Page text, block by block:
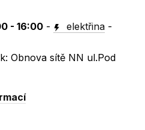
- 16:00 - elektřina -
Obnova sítě NN ul.Pod